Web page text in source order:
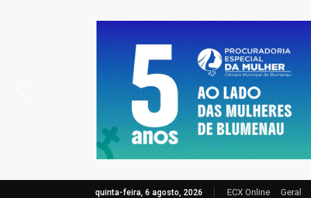
quinta-feira, 6 agosto, 2026 ECX Online Geral